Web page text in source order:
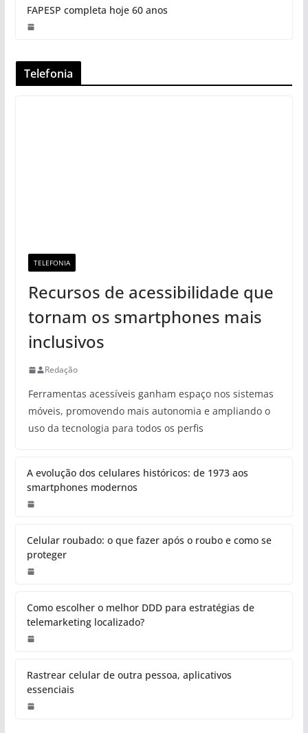
FAPESP completa hoje 60 anos
Telefonia
TELEFONIA
Recursos de acessibilidade que
tornam os smartphones mais
inclusivos
Redação
Ferramentas acessíveis ganham espaço nos sistemas
móveis, promovendo mais autonomia e ampliando o
uso da tecnologia para todos os perfis
A evolução dos celulares históricos: de 1973 aos
smartphones modernos
Celular roubado: o que fazer após o roubo e como se
proteger
Como escolher o melhor DDD para estratégias de
telemarketing localizado?
Rastrear celular de outra pessoa, aplicativos
essenciais